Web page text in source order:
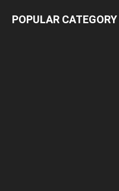
POPULAR CATEGORY